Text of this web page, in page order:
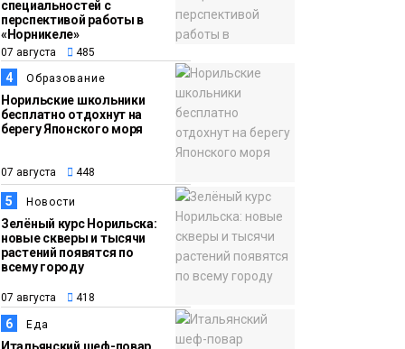
13:08
07 августа
Новости
Предстоящие
выходные в
Норильске будут
зябкими, пасмурными
и дождливыми
специальностей с
перспективой работы в
«Норникеле»
07 августа 485
4 Образование
Норильские школьники
бесплатно отдохнут на
берегу Японского моря
07 августа 448
5 Новости
Зелёный курс Норильска:
новые скверы и тысячи
растений появятся по
всему городу
07 августа 418
6 Еда